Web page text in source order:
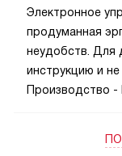
Электронное
продуманная
неудобств. Для
инструкцию и
Производство -